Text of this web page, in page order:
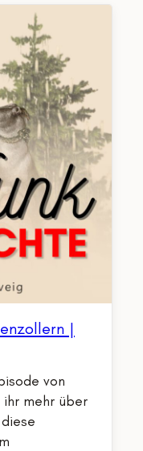
|
von
mehr über